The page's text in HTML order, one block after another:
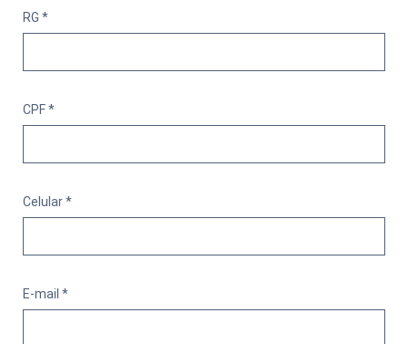
RG *
CPF *
Celular *
E-mail *